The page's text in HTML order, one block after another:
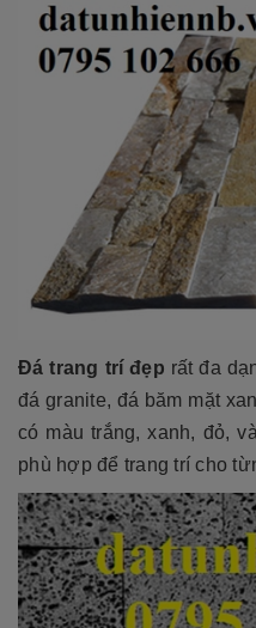
Đá trang trí đẹp rất đa
đá granite, đá băm mặt
có màu trắng, xanh, đỏ,
phù hợp để trang trí cho